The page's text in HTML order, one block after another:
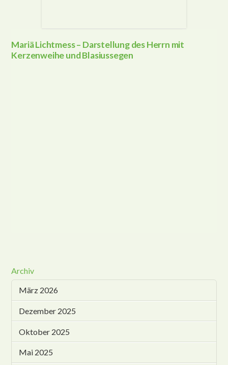
Mariä Lichtmess – Darstellung des Herrn mit
Kerzenweihe und Blasiussegen
Archiv
März 2026
Dezember 2025
Oktober 2025
Mai 2025